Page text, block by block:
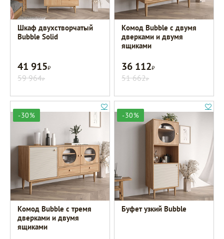
Шкаф двухстворчатый
Bubble Solid
41 915Р
59 964Р
Комод Bubble с двумя
дверками и двумя
ящиками
36 112Р
51 662Р
-30%
Комод Bubble с тремя
дверками и двумя
ящиками
-30%
Буфет узкий Bubble